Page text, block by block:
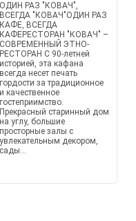
ОДИН РАЗ "КОВАЧ",
ВСЕГДА "КОВАЧ"ОДИН РАЗ
КАФЕ, ВСЕГДА
КАФЕРЕСТОРАН "КОВАЧ" –
СОВРЕМЕННЫЙ ЭТНО-
РЕСТОРАН С 90-летней
историей, эта кафана
всегда несет печать
гордости за традиционное
и качественное
гостеприимство.
Прекрасный старинный дом
на углу, большие
просторные залы с
увлекательным декором,
сады...